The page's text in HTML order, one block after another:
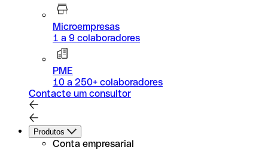
Microempresas
1 a 9 colaboradores
PME
10 a 250+ colaboradores
Contacte um consultor
Produtos
Conta empresarial